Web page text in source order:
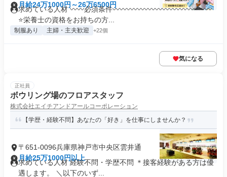
月給24万1000円～26万6500円
求めている人材 〰〰必須条件〰〰〰〰〰〰〰〰〰〰〰〰〰〰
⭐栄養士の資格をお持ちの方...
制服あり 主婦・主夫歓迎 +22個
気になる
正社員
ボウリング場のフロアスタッフ
株式会社エイチアンドアールコーポレーション
【学歴・経験不問】あなたの「好き」を仕事にしませんか？
〒651-0096兵庫県神戸市中央区雲井通
月給25万1000円以上
求めている人材 経験不問・学歴不問 ＊接客経験がある方は優
遇します。 ＼以下のいず...